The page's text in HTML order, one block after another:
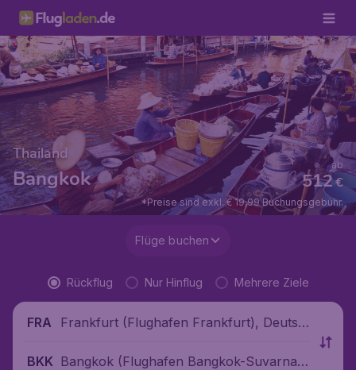
Thailand
Bangkok €
512
ab
*Preise sind exkl. € 19,99 Buchungsgebühr.
Flüge buchen
Rückflug Nur Hinflug Mehrere Ziele
FRA
Frankfurt (Flughafen Frankfurt), Deutsc
BKK Bangkok (Flughafen Bangkok-Suvarnab